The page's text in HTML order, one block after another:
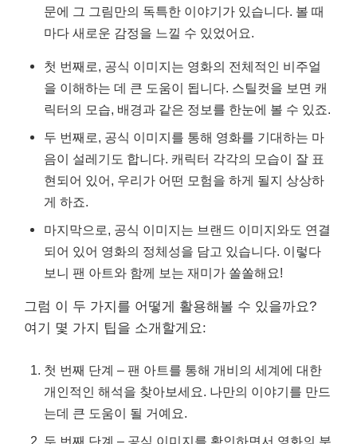
문에 그 그림만의 독특한 이야기가 있습니다. 볼 때
마다 새로운 감정을 느낄 수 있었어요.
첫 번째로, 공식 이미지는 영화의 전체적인 비주얼
을 이해하는 데 큰 도움이 됩니다. 스틸컷을 보면 캐
릭터의 모습, 배경과 같은 정보를 한눈에 볼 수 있죠.
두 번째로, 공식 이미지를 통해 영화를 기대하는 마
음이 설레기도 합니다. 캐릭터 각각의 모습이 잘 표
현되어 있어, 우리가 어떤 모험을 하게 될지 상상하
게 하죠.
마지막으로, 공식 이미지는 브랜드 이미지와도 연결
되어 있어 영화의 정체성을 담고 있습니다. 이렇다
보니 팬 아트와 함께 보는 재미가 쏠쏠해요!
그럼 이 두 가지를 어떻게 활용해볼 수 있을까요?
여기 몇 가지 팁을 소개할게요:
첫 번째 단계 – 팬 아트를 통해 개비의 세계에 대한
개인적인 해석을 찾아보세요. 나만의 이야기를 만드
는데 큰 도움이 될 거예요.
두 번째 단계 – 공식 이미지를 확인하면서 영화의 분